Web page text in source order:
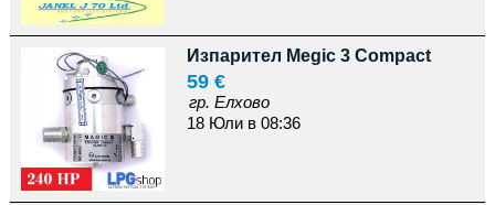
Изпарител Megic 3 Compact
59 €
гр. Елхово
18 Юли в 08:36